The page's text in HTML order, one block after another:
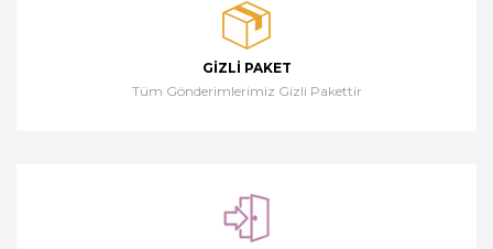
GIZLI PAKET
Tüm Gönderimlerimiz Gizli Pakettir